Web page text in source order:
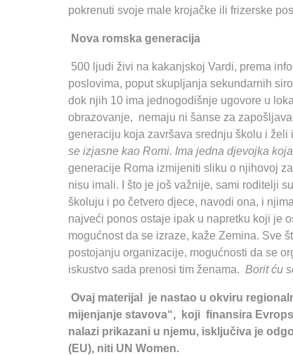
pokrenuti svoje male krojačke ili frizerske
Nova romska generacija
500 ljudi živi na kakanjskoj Vardi, prema
poslovima, poput skupljanja sekundarnih
dok njih 10 ima jednogodišnje ugovore u
obrazovanje, nemaju ni šanse za
generaciju koja završava srednju školu i želi
se izjasne kao Romi. Ima jedna djevojka
generacije Roma izmijeniti sliku o njihovoj
nisu imali. I što je još važnije, sami roditelji
školuju i po četvero djece, navodi ona, i
najveći ponos ostaje ipak u napretku koji je
mogućnost da se izraze, kaže Zemina. Sve
postojanju organizacije, mogućnosti da se
iskustvo sada prenosi tim ženama. Borit ću
Ovaj materijal je nastao u okviru
mijenjanje stavova“, koji finansira
nalazi prikazani u njemu, isključiva je
(EU), niti UN Women.